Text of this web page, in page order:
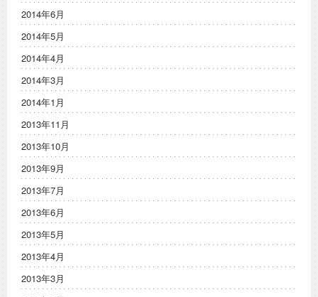
2014年6月
2014年5月
2014年4月
2014年3月
2014年1月
2013年11月
2013年10月
2013年9月
2013年7月
2013年6月
2013年5月
2013年4月
2013年3月